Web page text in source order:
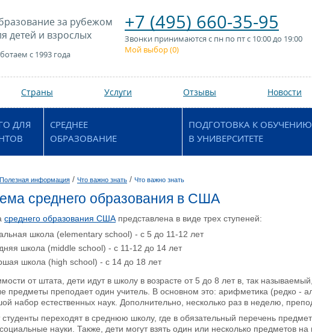
за рубежом
детей и взрослых
с 1993 года
+7 (495) 660-35-95
Звонки принимаются с пн по пт с 10:00 до 19:00
Мой выбор (0)
Страны Услуги Отзывы Новости
ДЛЯ
СРЕДНЕЕ
ОБРАЗОВАНИЕ
ПОДГОТОВКА К ОБУЧЕНИЮ
В УНИВЕРСИТЕТЕ
Полезная информация / Что важно знать / Что важно знать
среднего образования в США
среднего образования США представлена в виде трех ступеней:
школа (elementary school) - c 5 до 11-12 лет
школа (middle school) - с 11-12 до 14 лет
школа (high school) - с 14 до 18 лет
от штата, дети идут в школу в возрасте от 5 до 8 лет в, так
предметы преподает один учитель. В основном это: арифметика (редко -
набор естественных наук. Дополнительно, несколько раз в неделю,
студенты переходят в среднюю школу, где в обязательный перечень
науки. Также, дети могут взять один или несколько предметов